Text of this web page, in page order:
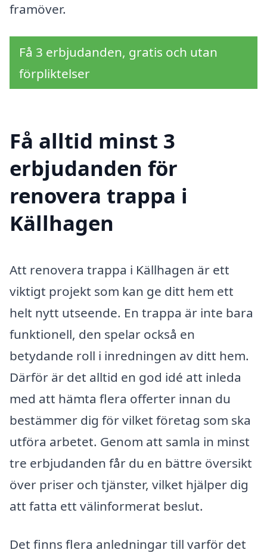
framöver.
Få 3 erbjudanden, gratis och utan
förpliktelser
Få alltid minst 3
erbjudanden för
renovera trappa i
Källhagen
Att renovera trappa i Källhagen är ett
viktigt projekt som kan ge ditt hem ett
helt nytt utseende. En trappa är inte bara
funktionell, den spelar också en
betydande roll i inredningen av ditt hem.
Därför är det alltid en god idé att inleda
med att hämta flera offerter innan du
bestämmer dig för vilket företag som ska
utföra arbetet. Genom att samla in minst
tre erbjudanden får du en bättre översikt
över priser och tjänster, vilket hjälper dig
att fatta ett välinformerat beslut.
Det finns flera anledningar till varför det